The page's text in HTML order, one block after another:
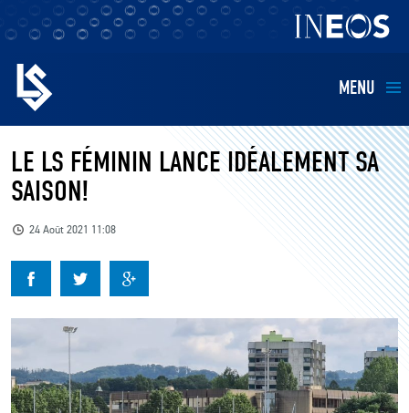
MENU
EQUIPES
BILLETTERIE
KIDS
BUSINESS
RESTAURATION
LE LS FÉMININ LANCE IDÉALEMENT SA
SAISON!
24 Août 2021 11:08